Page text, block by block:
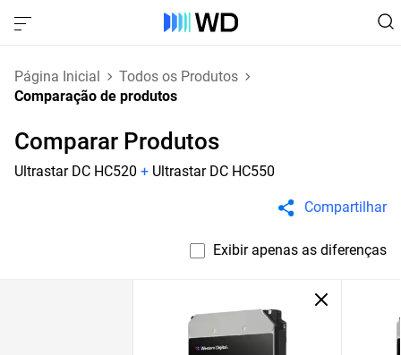
Página Inicial
Todos os Produtos
Comparação de produtos
Comparar Produtos
Ultrastar DC HC520 + Ultrastar DC HC550
Compartilhar
Exibir apenas as diferenças